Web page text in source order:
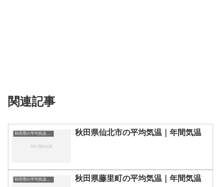
関連記事
秋田県の平均気温まとめ 秋田県仙北市の平均気温｜年間気温
秋田県の平均気温まとめ 秋田県藤里町の平均気温｜年間気温